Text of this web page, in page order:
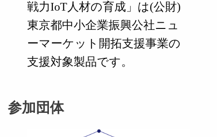
戦力IoT人材の育成」は(公財)
東京都中小企業振興公社ニュ
ーマーケット開拓支援事業の
支援対象製品です。
参加団体